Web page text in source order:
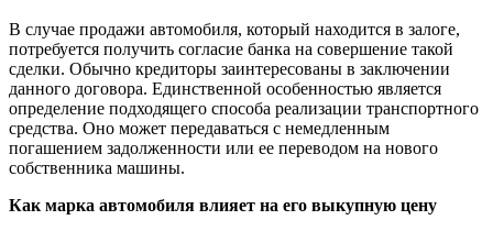
В случае продажи автомобиля, который находится в залоге,
потребуется получить согласие банка на совершение такой
сделки. Обычно кредиторы заинтересованы в заключении
данного договора. Единственной особенностью является
определение подходящего способа реализации транспортного
средства. Оно может передаваться с немедленным
погашением задолженности или ее переводом на нового
собственника машины.
Как марка автомобиля влияет на его выкупную цену